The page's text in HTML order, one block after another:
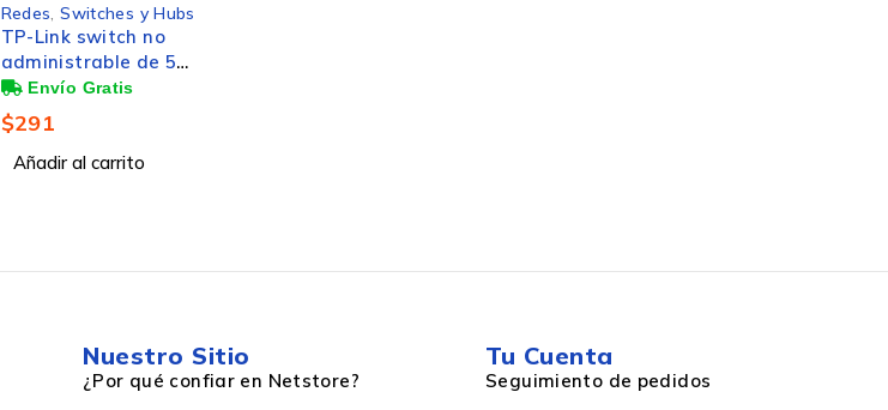
Redes ,Switches y Hubs
TP-Link switch no
administrable de 5
puertos gigabit
10/100/1000.
$291
Añadir al carrito
Nuestro Sitio
¿Por qué confiar en Netstore?
Tu Cuenta
Seguimiento de pedidos